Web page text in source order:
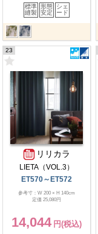
標準
縫製
形態
安定
シェ
ード
23
リリカラ
LIETA（VOL.3）
ET570～ET572
参考寸：W 200 × H 140cm
定価 25,080円
14,044